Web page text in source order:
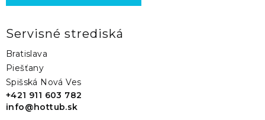
Servisné strediská
Bratislava
Piešťany
Spišská Nová Ves
+421 911 603 782
info@hottub.sk